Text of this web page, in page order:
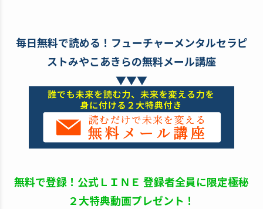
毎日無料で読める！フューチャーメンタルセラピ
ストみやこあきらの無料メール講座
▼▼▼
無料で登録！公式ＬＩＮＥ 登録者全員に限定極秘
２大特典動画プレゼント！